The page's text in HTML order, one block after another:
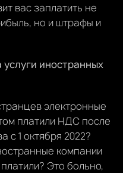
вас заплатить не
но и штрафы и
иностранных
электронные
платили НДС после
с 1 октября 2022?
компании
Это больно,